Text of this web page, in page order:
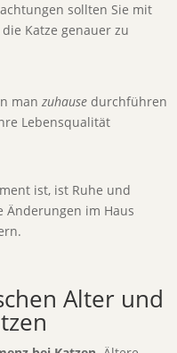
sollten Sie mit
Katze genauer zu
man zuhause durchführen
Lebensqualität
ist, ist Ruhe und
Änderungen im Haus
Alter und